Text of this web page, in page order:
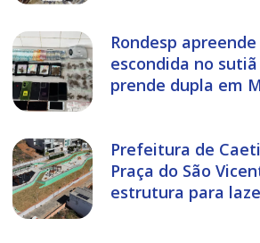
Rondesp
escondida no
prende dupla em
Prefeitura de
Praça do São
estrutura para